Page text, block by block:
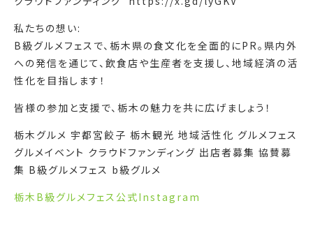
私たちの想い:
B級グルメフェスで、栃木県の食文化を全面的にPR。県内外
への発信を通じて、飲食店や生産者を支援し、地域経済の活
性化を目指します！
皆様の参加と支援で、栃木の魅力を共に広げましょう！
栃木グルメ 宇都宮餃子 栃木観光 地域活性化 グルメフェス
グルメイベント クラウドファンディング 出店者募集 協賛募
集 B級グルメフェス b級グルメ
栃木B級グルメフェス公式Instagram